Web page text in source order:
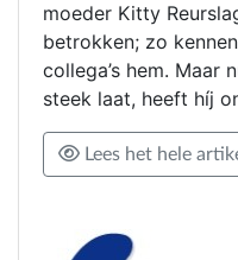
moeder Kitty
betrokken; zo
collega’s hem. Maar
steek laat, heeft híj
Lees het hele